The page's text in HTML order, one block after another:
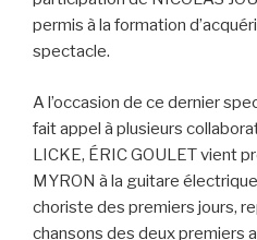
permis à la formation
spectacle.
A l’occasion de ce dernier
fait appel à plusieurs
LICKE, ÉRIC GOULET vient
MYRON à la guitare
choriste des premiers jours,
chansons des deux premiers